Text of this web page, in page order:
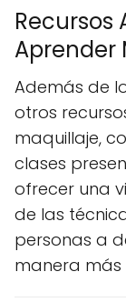
Recursos
Aprender
Además de
otros
maquillaje,
clases
ofrecer una
de las
personas a
manera más